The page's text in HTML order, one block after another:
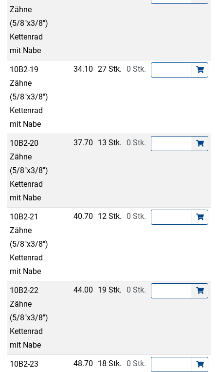
Zähne
(5/8"x3/8")
Kettenrad
mit Nabe
10B2-19
Zähne
(5/8"x3/8")
Kettenrad
mit Nabe
34.10 27 Stk. 0 Stk.
10B2-20
Zähne
(5/8"x3/8")
Kettenrad
mit Nabe
37.70 13 Stk. 0 Stk.
10B2-21
Zähne
(5/8"x3/8")
Kettenrad
mit Nabe
40.70 12 Stk. 0 Stk.
10B2-22
Zähne
(5/8"x3/8")
Kettenrad
mit Nabe
44.00 19 Stk. 0 Stk.
10B2-23
48.70 18 Stk. 0 Stk.